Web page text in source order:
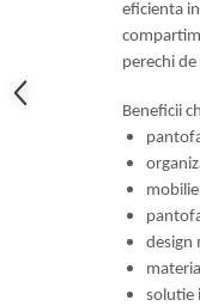
Mobilier gradinita
Mese gradinita
Scaune gradinita
Set mese si scaune
Mobilier copii
Mobila camera copii
Scaune birou pentru
Saltele patuturi copii
eficienta
perechi
Beneficii
design
solutie